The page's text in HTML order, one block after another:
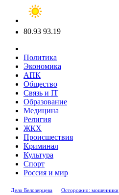
80.93 93.19
Политика
Экономика
АПК
Общество
Связь и IT
Образование
Медицина
Религия
ЖКХ
Происшествия
Криминал
Культура
Спорт
Россия и мир
Дело Белозерцева Осторожно: мошенники